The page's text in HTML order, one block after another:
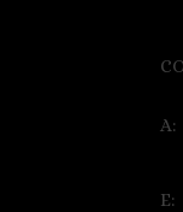
A:
E: